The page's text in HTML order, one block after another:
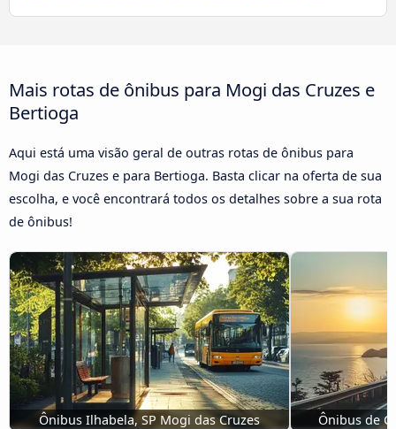
Mais rotas de ônibus para Mogi das Cruzes e
Bertioga
Aqui está uma visão geral de outras rotas de ônibus para
Mogi das Cruzes e para Bertioga. Basta clicar na oferta de sua
escolha, e você encontrará todos os detalhes sobre a sua rota
de ônibus!
Ônibus Ilhabela, SP Mogi das Cruzes Ônibus de